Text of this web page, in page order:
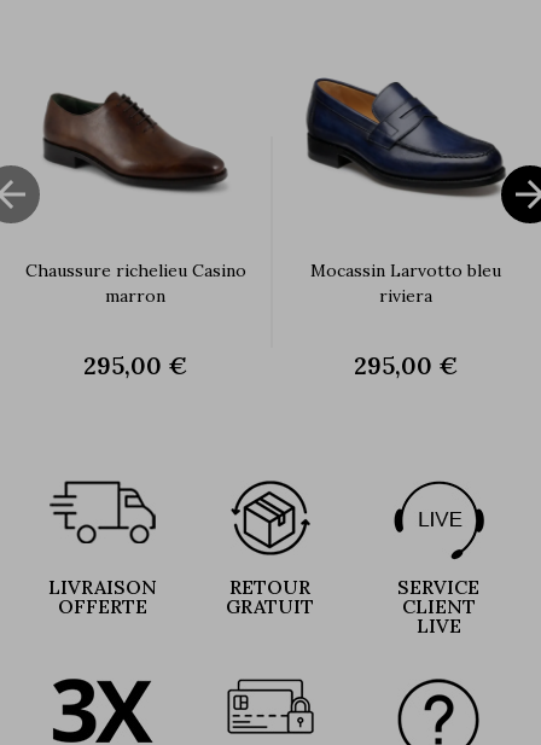
Chaussure richelieu Casino
marron
295,00 €
Mocassin Larvotto bleu
riviera
295,00 €
LIVRAISON
OFFERTE
RETOUR
GRATUIT
SERVICE
CLIENT
LIVE